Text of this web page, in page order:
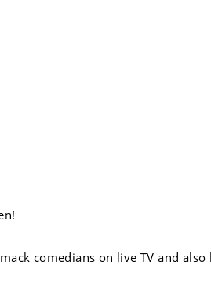
comedians on live TV and